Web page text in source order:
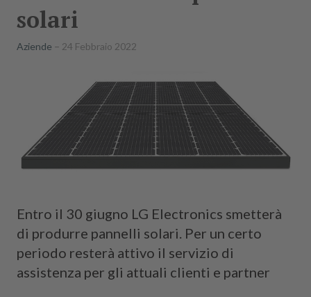
solari
Aziende 24 Febbraio 2022
Entro il 30 giugno LG Electronics smetterà
di produrre pannelli solari. Per un certo
periodo resterà attivo il servizio di
assistenza per gli attuali clienti e partner